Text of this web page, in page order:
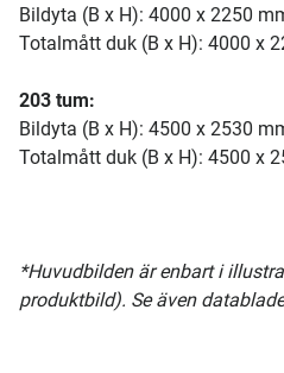
Bildyta (B x H): 4000 x 2250
Totalmått duk (B x H): 4000 x
203 tum:
Bildyta (B x H): 4500 x 2530
Totalmått duk (B x H): 4500 x
*Huvudbilden är enbart i
produktbild). Se även